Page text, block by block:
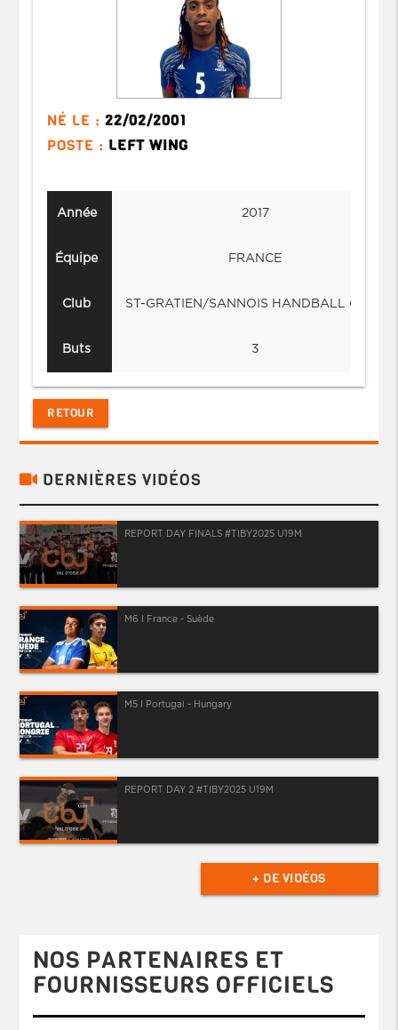
NÉ LE :22/02/2001
POSTE : LEFT WING
Année
Équipe
Club
Buts
2017
FRANCE
ST-GRATIEN/SANNOIS HANDBALL CLUB
3
RETOUR
DERNIÈRES VIDÉOS
REPORT DAY FINALS #TIBY2025 U19M
M6 I France - Suède
M5 I Portugal - Hungary
REPORT DAY 2 #TIBY2025 U19M
+ DE VIDÉOS
NOS PARTENAIRES ET
FOURNISSEURS OFFICIELS